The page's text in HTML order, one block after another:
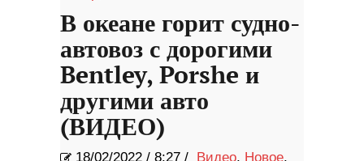
В океане горит судно-
автовоз с дорогими
Bentley, Porshe и
другими авто
(ВИДЕО)
18/02/2022 / 8:27 / Видео, Новое,